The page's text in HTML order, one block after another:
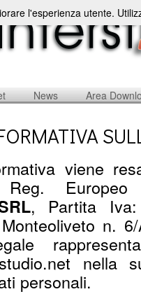
News Area
viene
Reg.
, Partita Iva:
n.
personali.
l'esperienza utente.